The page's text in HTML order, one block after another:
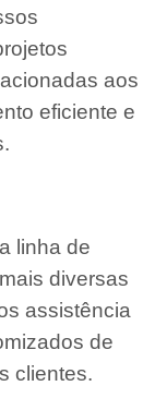
aos
eficiente e
linha de
diversas
assistência
de
clientes.